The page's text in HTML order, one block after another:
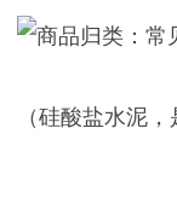
（硅酸盐水泥